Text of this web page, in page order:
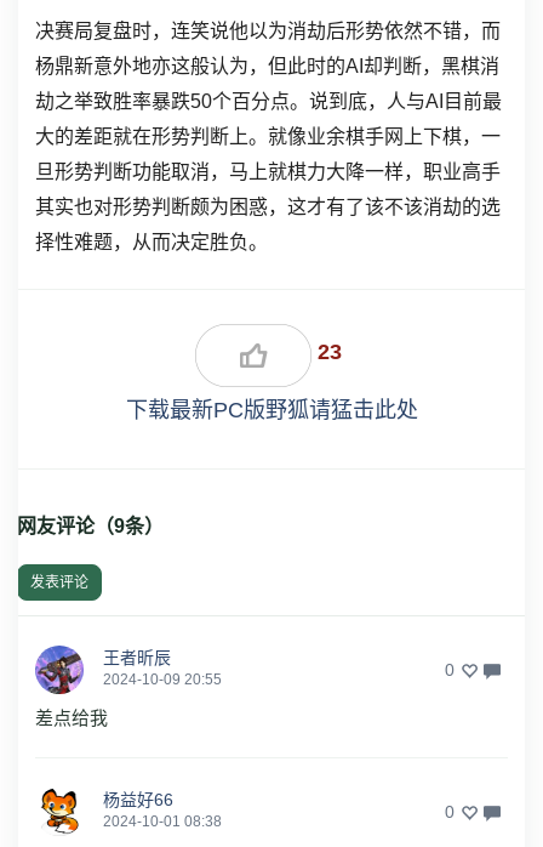
决赛局复盘时，连笑说他以为消劫后形势依然不错，而
杨鼎新意外地亦这般认为，但此时的AI却判断，黑棋消
劫之举致胜率暴跌50个百分点。说到底，人与AI目前最
大的差距就在形势判断上。就像业余棋手网上下棋，一
旦形势判断功能取消，马上就棋力大降一样，职业高手
其实也对形势判断颇为困惑，这才有了该不该消劫的选
择性难题，从而决定胜负。
23
下载最新PC版野狐请猛击此处
网友评论（9条）
发表评论
王者昕辰
2024-10-09 20:55 0
差点给我
杨益好66
2024-10-01 08:38 0